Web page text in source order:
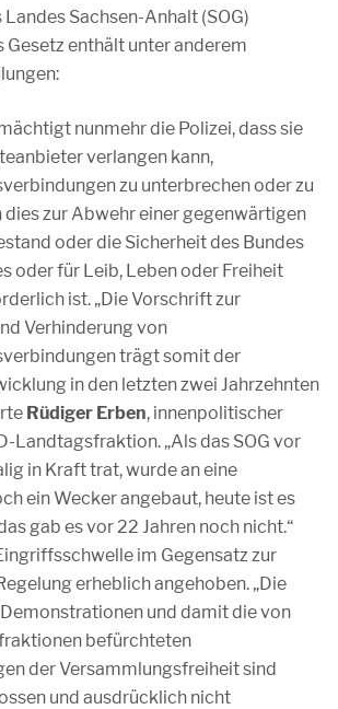
Sachsen-Anhalt (SOG)
Gesetz enthält unter anderem
nunmehr die Polizei, dass sie
verlangen kann,
zu unterbrechen oder zu
dies zur Abwehr einer gegenwärtigen
oder die Sicherheit des Bundes
oder für Leib, Leben oder Freiheit
ist. „Die Vorschrift zur
Verhinderung von
trägt somit der
in den letzten zwei Jahrzehnten
Rüdiger Erben, innenpolitischer
Landtagsfraktion. „Als das SOG vor
in Kraft trat, wurde an eine
ein Wecker angebaut, heute ist es
gab es vor 22 Jahren noch nicht.“
im Gegensatz zur
erheblich angehoben. „Die
und damit die von
befürchteten
der Versammlungsfreiheit sind
und ausdrücklich nicht